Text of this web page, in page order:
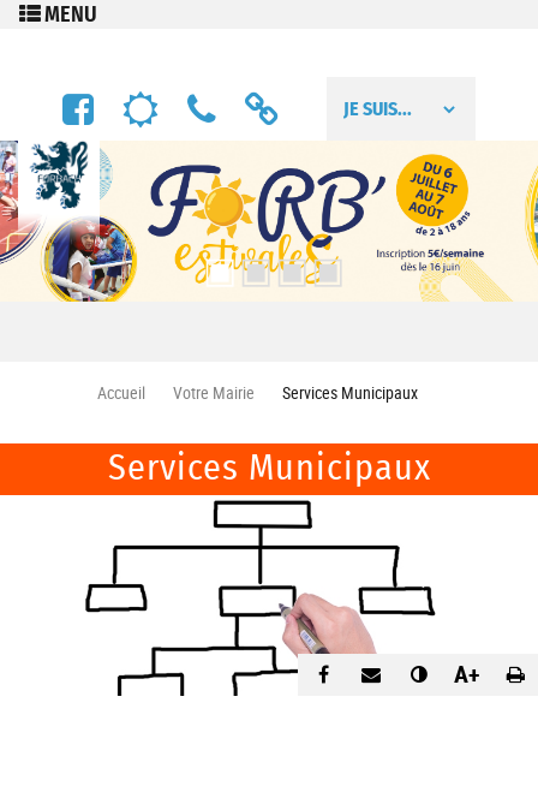
FACEBOOK
MÉTÉONUMÉROS
UTILES
LIENS
UTILES
Accueil Votre Mairie Services Municipaux
Services Municipaux
A+